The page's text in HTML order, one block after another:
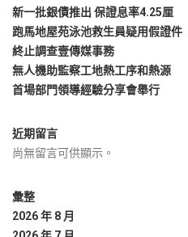
新一批銀債推出 保證息率4.25厘
跑馬地屋苑泳池救生員疑用假證件
終止調查壹傳媒事務
無人機助監察工地熱工序和熱源
首場部門領導經驗分享會舉行
近期留言
尚無留言可供顯示。
彙整
2026 年 8 月